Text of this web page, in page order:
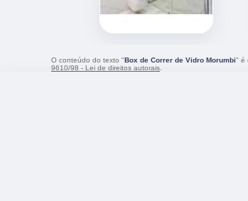
O conteúdo do texto "Box de Correr de Vidro Morumbi" é
9610/98 - Lei de direitos autorais